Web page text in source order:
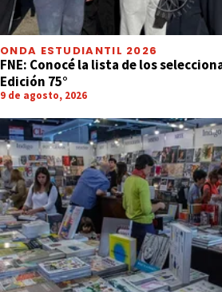
ONDA ESTUDIANTIL 2026
FNE: Conocé la lista de los
Edición 75°
9 de agosto, 2026